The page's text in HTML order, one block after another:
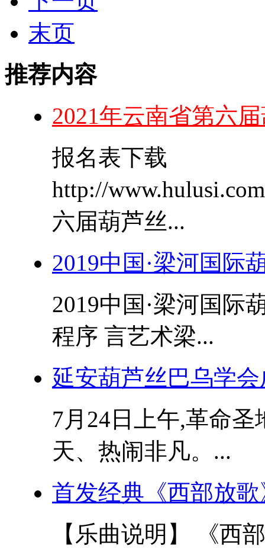
末页
推荐内容
2021年云南省第六
报名表下载
http://
六届葫芦丝...
2019中国·梁河国际
2019中国·梁河国际
程序 言艺术梁...
延安葫芦丝巴乌学
7月24日上午,革命
天、热闹非凡。...
首发经典《西部放
【乐曲说明】 《西